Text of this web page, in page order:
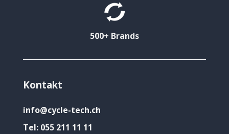
500+ Brands
Kontakt
info@cycle-tech.ch
Tel: 055 211 11 11